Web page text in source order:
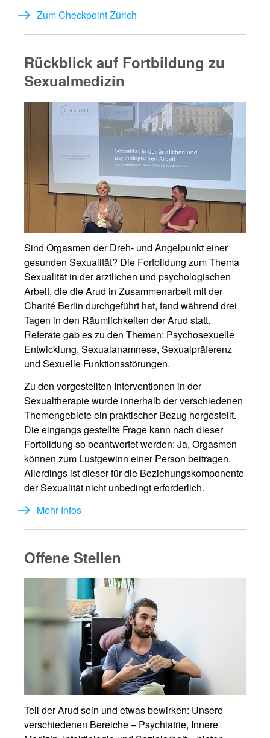
Zum Checkpoint Zürich
Rückblick auf Fortbildung zu
Sexualmedizin
Sind Orgasmen der Dreh- und Angelpunkt einer
gesunden Sexualität? Die Fortbildung zum Thema
Sexualität in der ärztlichen und psychologischen
Arbeit, die die Arud in Zusammenarbeit mit der
Charité Berlin durchgeführt hat, fand während drei
Tagen in den Räumlichkeiten der Arud statt.
Referate gab es zu den Themen: Psychosexuelle
Entwicklung, Sexualanamnese, Sexualpräferenz
und Sexuelle Funktionsstörungen.
Zu den vorgestellten Interventionen in der
Sexualtherapie wurde innerhalb der verschiedenen
Themengebiete ein praktischer Bezug hergestellt.
Die eingangs gestellte Frage kann nach dieser
Fortbildung so beantwortet werden: Ja, Orgasmen
können zum Lustgewinn einer Person beitragen.
Allerdings ist dieser für die Beziehungskomponente
der Sexualität nicht unbedingt erforderlich.
Mehr Infos
Offene Stellen
Teil der Arud sein und etwas bewirken: Unsere
verschiedenen Bereiche – Psychiatrie, Innere